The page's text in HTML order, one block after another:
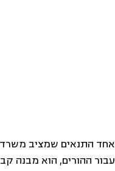
אחד התנאים שמציב משרד